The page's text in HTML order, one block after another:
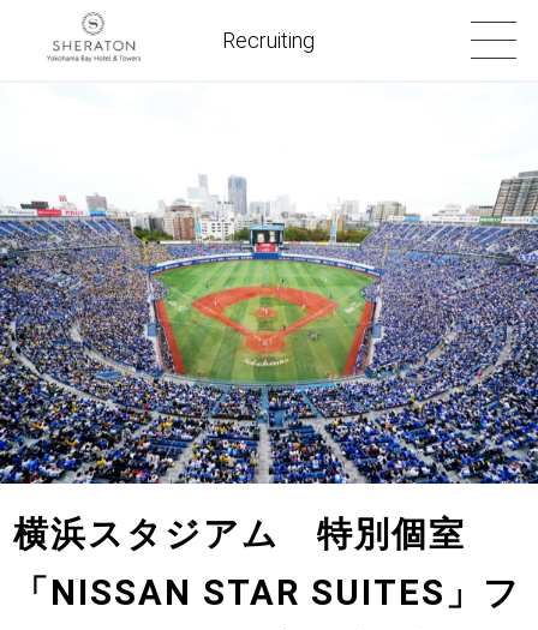
Recruiting
横浜スタジアム 特別個室
「NISSAN STAR SUITES」フ